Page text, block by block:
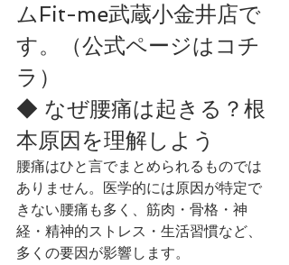
ムFit-me武蔵小金井店で
す。（公式ページはコチ
ラ）
◆ なぜ腰痛は起きる？根
本原因を理解しよう
腰痛はひと言でまとめられるものでは
ありません。医学的には原因が特定で
きない腰痛も多く、筋肉・骨格・神
経・精神的ストレス・生活習慣など、
多くの要因が影響します。